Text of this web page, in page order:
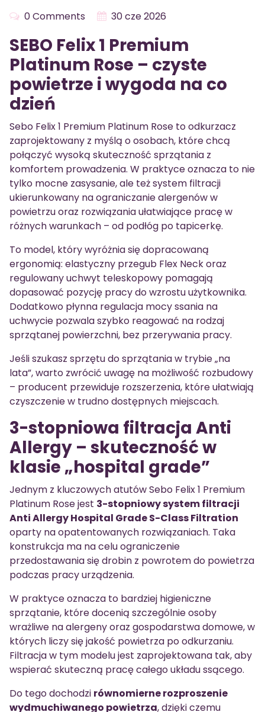
0 Comments 30 cze 2026
SEBO Felix 1 Premium
Platinum Rose – czyste
powietrze i wygoda na co
dzień
Sebo Felix 1 Premium Platinum Rose to odkurzacz
zaprojektowany z myślą o osobach, które chcą
połączyć wysoką skuteczność sprzątania z
komfortem prowadzenia. W praktyce oznacza to nie
tylko mocne zasysanie, ale też system filtracji
ukierunkowany na ograniczanie alergenów w
powietrzu oraz rozwiązania ułatwiające pracę w
różnych warunkach – od podłóg po tapicerkę.
To model, który wyróżnia się dopracowaną
ergonomią: elastyczny przegub Flex Neck oraz
regulowany uchwyt teleskopowy pomagają
dopasować pozycję pracy do wzrostu użytkownika.
Dodatkowo płynna regulacja mocy ssania na
uchwycie pozwala szybko reagować na rodzaj
sprzątanej powierzchni, bez przerywania pracy.
Jeśli szukasz sprzętu do sprzątania w trybie „na
lata”, warto zwrócić uwagę na możliwość rozbudowy
– producent przewiduje rozszerzenia, które ułatwiają
czyszczenie w trudno dostępnych miejscach.
3-stopniowa filtracja Anti
Allergy – skuteczność w
klasie „hospital grade”
Jednym z kluczowych atutów Sebo Felix 1 Premium
Platinum Rose jest 3-stopniowy system filtracji
Anti Allergy Hospital Grade S-Class Filtration
oparty na opatentowanych rozwiązaniach. Taka
konstrukcja ma na celu ograniczenie
przedostawania się drobin z powrotem do powietrza
podczas pracy urządzenia.
W praktyce oznacza to bardziej higieniczne
sprzątanie, które docenią szczególnie osoby
wrażliwe na alergeny oraz gospodarstwa domowe, w
których liczy się jakość powietrza po odkurzaniu.
Filtracja w tym modelu jest zaprojektowana tak, aby
wspierać skuteczną pracę całego układu ssącego.
Do tego dochodzi równomierne rozproszenie
wydmuchiwanego powietrza, dzięki czemu